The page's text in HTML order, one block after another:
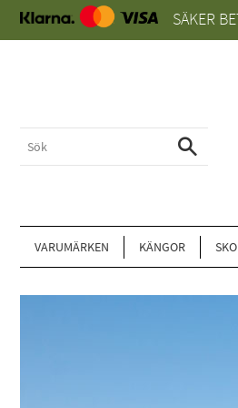
SÄKER
VARUMÄRKEN KÄNGOR